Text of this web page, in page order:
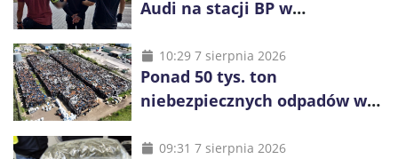
Audi na stacji BP w
właściciela auta
10:29 7 sierpnia 2026
Ponad 50 tys. ton
niebezpiecznych odpadów w
weszły na jedno z
09:31 7 sierpnia 2026